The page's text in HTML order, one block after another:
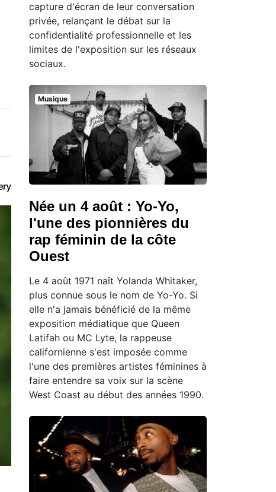
capture d'écran de leur conversation
privée, relançant le débat sur la
confidentialité professionnelle et les
limites de l'exposition sur les réseaux
sociaux.
Musique
Née un 4 août : Yo-Yo,
l'une des pionnières du
rap féminin de la côte
Ouest
Le 4 août 1971 naît Yolanda Whitaker,
plus connue sous le nom de Yo-Yo. Si
elle n'a jamais bénéficié de la même
exposition médiatique que Queen
Latifah ou MC Lyte, la rappeuse
californienne s'est imposée comme
l'une des premières artistes féminines à
faire entendre sa voix sur la scène
West Coast au début des années 1990.